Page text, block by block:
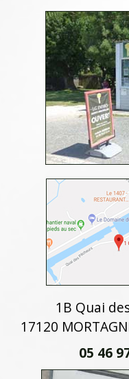
1B Quai
17120
05 46